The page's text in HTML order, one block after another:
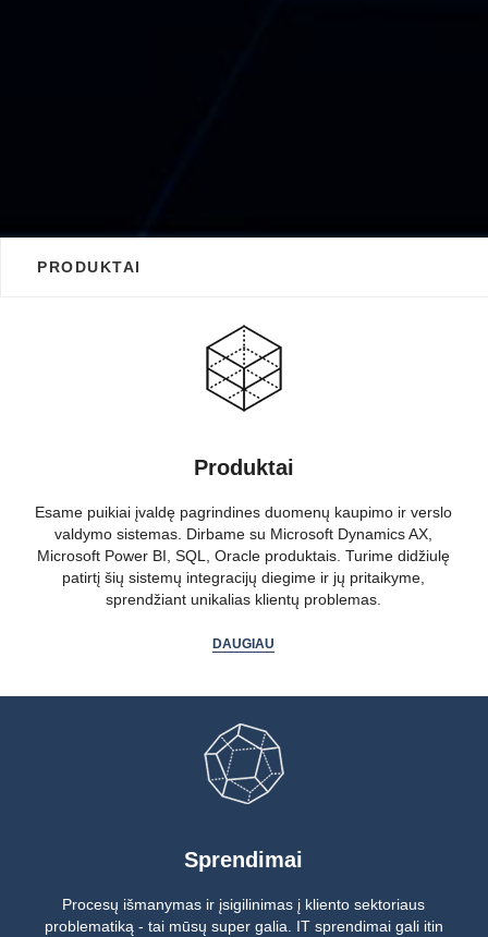
PRODUKTAI
Produktai
Esame puikiai įvaldę pagrindines duomenų kaupimo ir verslo
valdymo sistemas. Dirbame su Microsoft Dynamics AX,
Microsoft Power BI, SQL, Oracle produktais. Turime didžiulę
patirtį šių sistemų integracijų diegime ir jų pritaikyme,
sprendžiant unikalias klientų problemas.
DAUGIAU
Sprendimai
Procesų išmanymas ir įsigilinimas į kliento sektoriaus
problematiką - tai mūsų super galia. IT sprendimai gali itin